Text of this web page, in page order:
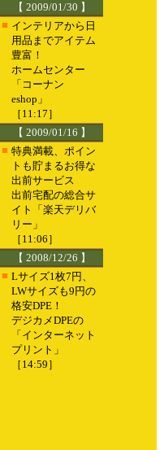
【 2009/01/30 】
■ インテリアから日
用品までアイテム
豊富！
ホームセンター
「コーナン
eshop」
［11:17］
【 2009/01/16 】
■ 特典満載、ポイン
トも貯まるお得な
出前サービス
出前宅配の総合サ
イト「楽天デリバ
リー」
［11:06］
【 2008/12/26 】
■ Lサイズ1枚7円、
LWサイズも9円の
格安DPE！
デジカメDPEの
「インターネット
プリント」
［14:59］